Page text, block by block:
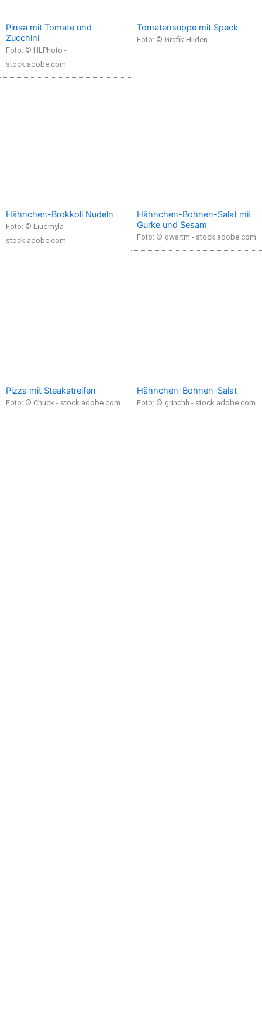
Pinsa mit Tomate und
Zucchini
Foto: © HLPhoto -
stock.adobe.com
Tomatensuppe mit Speck
Foto: © Grafik Hilden
Hähnchen-Brokkoli Nudeln
Foto: © Liudmyla -
stock.adobe.com
Hähnchen-Bohnen-Salat mit
Gurke und Sesam
Foto: © qwartm - stock.adobe.com
Pizza mit Steakstreifen
Foto: © Chuck - stock.adobe.com
Hähnchen-Bohnen-Salat
Foto: © grinchh - stock.adobe.com